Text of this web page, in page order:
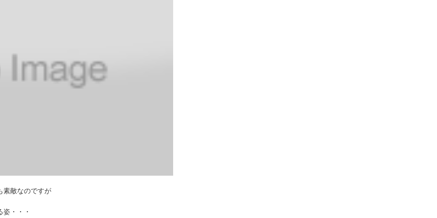
敵なのですが
・・・